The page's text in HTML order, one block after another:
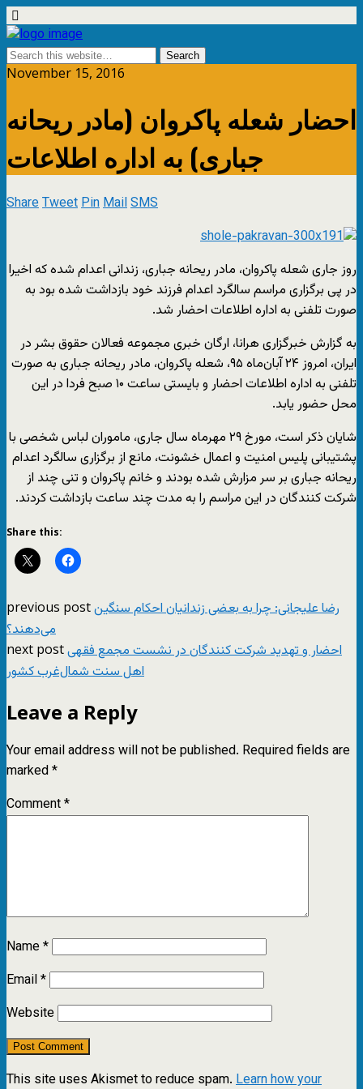
November 15, 2016
احضار شعله پاکروان (مادر ریحانه
جباری) به اداره اطلاعات
ShareTweetPinMailSMS
روز جاری شعله پاکروان، مادر ریحانه جباری، زندانی اعدام شده که اخیرا
در پی برگزاری مراسم سالگرد اعدام فرزند خود بازداشت شده بود به
صورت تلفنی به اداره اطلاعات احضار شد.
به گزارش خبرگزاری هرانا، ارگان خبری مجموعه فعالان حقوق بشر در
ایران، امروز ۲۴ آبان‌ماه ۹۵، شعله پاکروان، مادر ریحانه جباری به صورت
تلفنی به اداره اطلاعات احضار و بایستی ساعت ۱۰ صبح فردا در این
محل حضور یابد.
شایان ذکر است، مورخ ۲۹ مهرماه سال جاری، ماموران لباس شخصی با
پشتیبانی پلیس امنیت و اعمال خشونت، مانع از برگزاری سالگرد اعدام
ریحانه جباری بر سر مزارش شده بودند و خانم پاکروان و تنی چند از
شرکت کنندگان در این مراسم را به مدت چند ساعت بازداشت کردند.
Share this:
previous postرضا علیجانی: چرا به بعضی زندانیان احکام سنگین
می‌دهند؟
next postاحضار و تهدید شرکت کنندگان در نشست ﻣﺠﻤﻊ ﻓﻘﻬﯽ
اهل سنت شما‌ل‌غرب کشور
Leave a Reply
Your email address will not be published. Required fields are
marked*
Comment*
Name*
Email*
Website
This site uses Akismet to reduce spam. Learn how your